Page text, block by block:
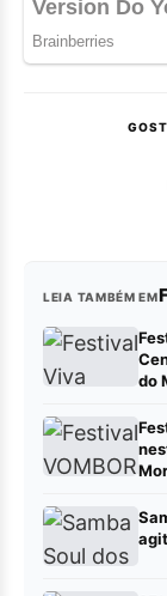
LEIA TAMBÉM EM
do